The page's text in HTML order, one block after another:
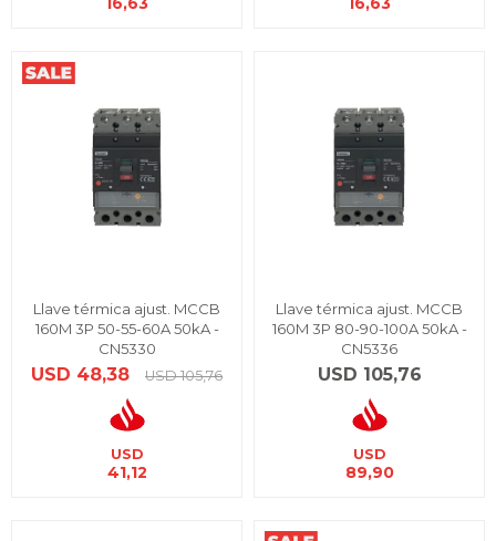
Llave térmica ajust. MCCB
160M 3P 50-55-60A 50kA -
CN5330
USD 48,38 USD 105,76
USD
41,12
Llave térmica ajust. MCCB
160M 3P 80-90-100A 50kA -
CN5336
USD 105,76
USD
89,90